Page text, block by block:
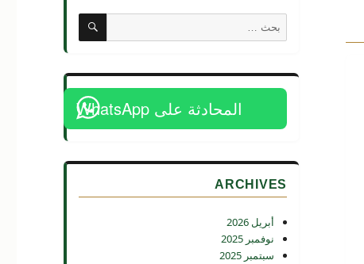
عن:
بحث
المحادثة على WhatsApp
ARCHIVES
أبريل 2026
نوفمبر 2025
سبتمبر 2025